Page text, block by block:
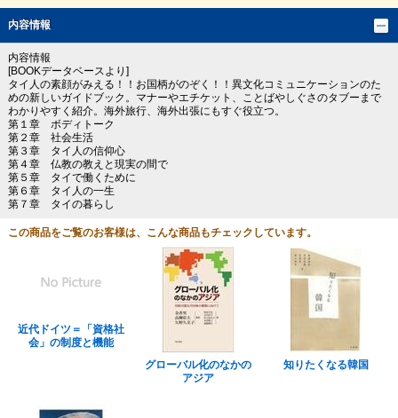
内容情報
内容情報
[BOOKデータベースより]
タイ人の素顔がみえる！！お国柄がのぞく！！異文化コミュニケーションのた
めの新しいガイドブック。マナーやエチケット、ことばやしぐさのタブーまで
わかりやすく紹介。海外旅行、海外出張にもすぐ役立つ。
第１章 ボディトーク
第２章 社会生活
第３章 タイ人の信仰心
第４章 仏教の教えと現実の間で
第５章 タイで働くために
第６章 タイ人の一生
第７章 タイの暮らし
この商品をご覧のお客様は、こんな商品もチェックしています。
近代ドイツ＝「資格社
会」の制度と機能
グローバル化のなかの
アジア
知りたくなる韓国